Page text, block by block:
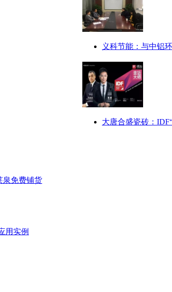
义科节能：与中铝
大唐合盛瓷砖：
泉免费铺货
用实例